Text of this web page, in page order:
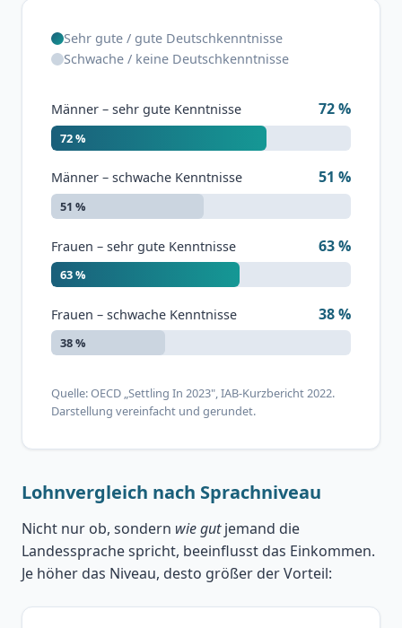
Sehr gute / gute Deutschkenntnisse
Schwache / keine Deutschkenntnisse
Männer – sehr gute Kenntnisse 72 %
72 %
Männer – schwache Kenntnisse 51 %
51 %
Frauen – sehr gute Kenntnisse 63 %
63 %
Frauen – schwache Kenntnisse 38 %
38 %
Quelle: OECD „Settling In 2023", IAB-Kurzbericht 2022.
Darstellung vereinfacht und gerundet.
Lohnvergleich nach Sprachniveau
Nicht nur ob, sondern wie gutjemand die
Landessprache spricht, beeinflusst das Einkommen.
Je höher das Niveau, desto größer der Vorteil: